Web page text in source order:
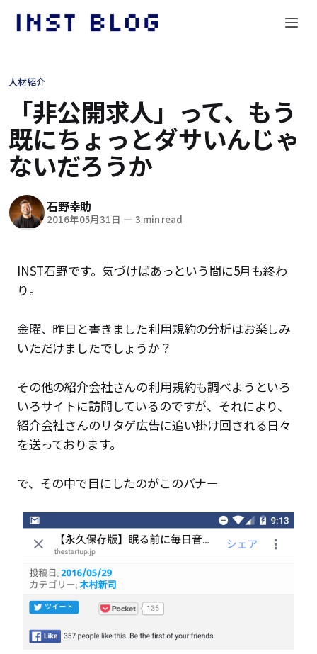
人材紹介
「非公開求人」って、もう
既にちょっとダサいんじゃ
ないだろうか
石野幸助
2016年05月31日 — 3 min read
INST石野です。気づけばあっという間に5月も終わ
り。
金曜、昨日と書きました利用規約の分析はお楽しみ
いただけましたでしょうか？
その他の紹介会社さんの利用規約も調べようといろ
いろサイトに訪問しているのですが、それにより、
紹介会社さんのリタゲ広告に追い掛け回される日々
を送っております。
で、その中で目にしたのがこのバナー